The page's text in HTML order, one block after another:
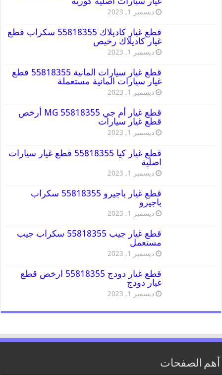
ديسمبر 1, 2023
قطع غيار كاديلاك 55818355 سكراب قطع
غيار كاديلاك رخيص
ديسمبر 1, 2023
قطع غيار سيارات المانية 55818355 قطع
غيار سيارات المانية مستعملة
ديسمبر 1, 2023
قطع غيار أم جي MG 55818355 أرخص
قطع غيار سيارات
ديسمبر 1, 2023
قطع غيار كيا 55818355 قطع غيار سيارات
اصلية
ديسمبر 1, 2023
قطع غيار باجيرو 55818355 سكراب
باجيرو
ديسمبر 1, 2023
قطع غيار جيب 55818355 سكراب جيب
مستعمل
ديسمبر 1, 2023
قطع غيار دودج 55818355 ارخص قطع
غيار دودج
ديسمبر 1, 2023
أهم الصفحات